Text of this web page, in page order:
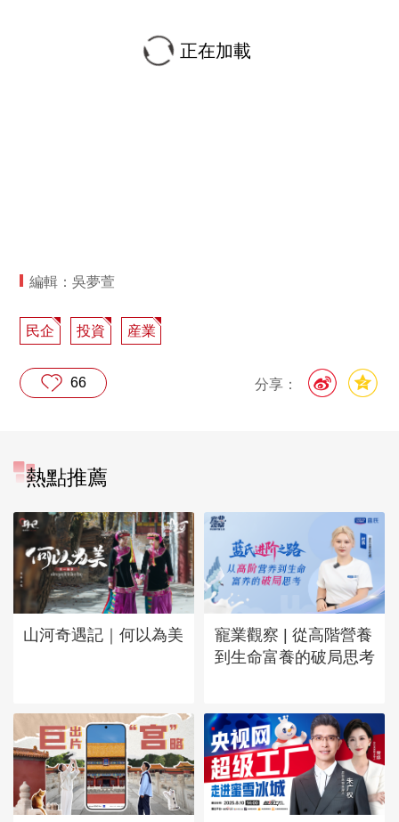
正在加載
編輯：吳夢萱
民企 投資 産業
分享：
66
熱點推薦
山河奇遇記｜何以為美
寵業觀察 | 從高階營養
到生命富養的破局思考